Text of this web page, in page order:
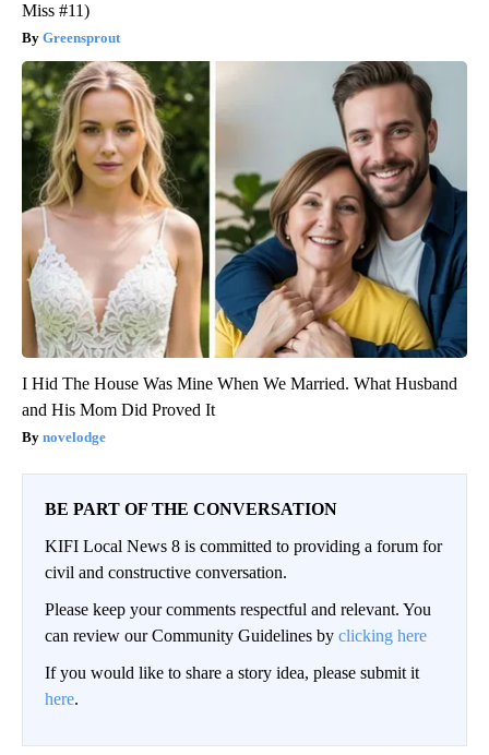
Miss #11)
Greensprout
I Hid The House Was Mine When We Married. What Husband
and His Mom Did Proved It
novelodge
BE PART OF THE CONVERSATION
KIFI Local News 8 is committed to providing a forum for
civil and constructive conversation.
Please keep your comments respectful and relevant. You
can review our Community Guidelines by clicking here
If you would like to share a story idea, please submit it
here.